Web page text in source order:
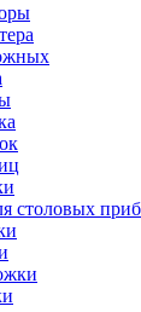
столовых